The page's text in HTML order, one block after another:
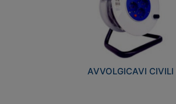
AVVOLGICAVI CIVILI